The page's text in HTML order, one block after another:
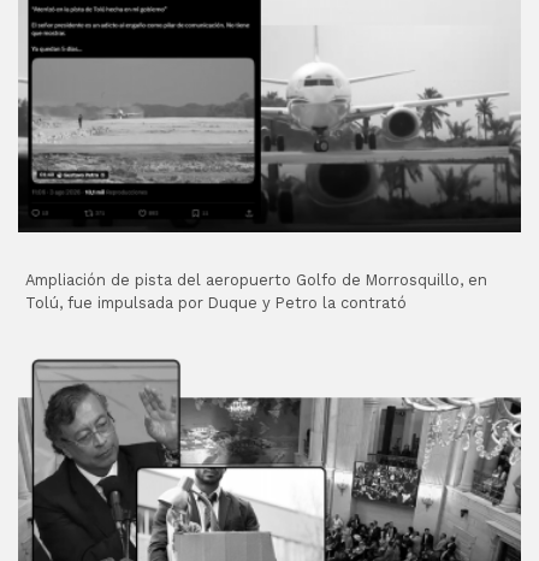
Ampliación de pista del aeropuerto Golfo de Morrosquillo, en
Tolú, fue impulsada por Duque y Petro la contrató